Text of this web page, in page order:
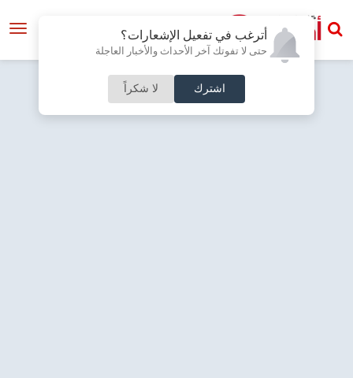
أترغب في تفعيل الإشعارات؟
حتى لا تفوتك آخر الأحداث والأخبار العاجلة
اشترك لا شكراً